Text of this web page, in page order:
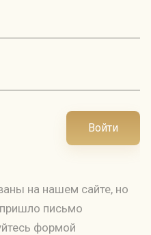
Войти
на нашем сайте, но
письмо
формой